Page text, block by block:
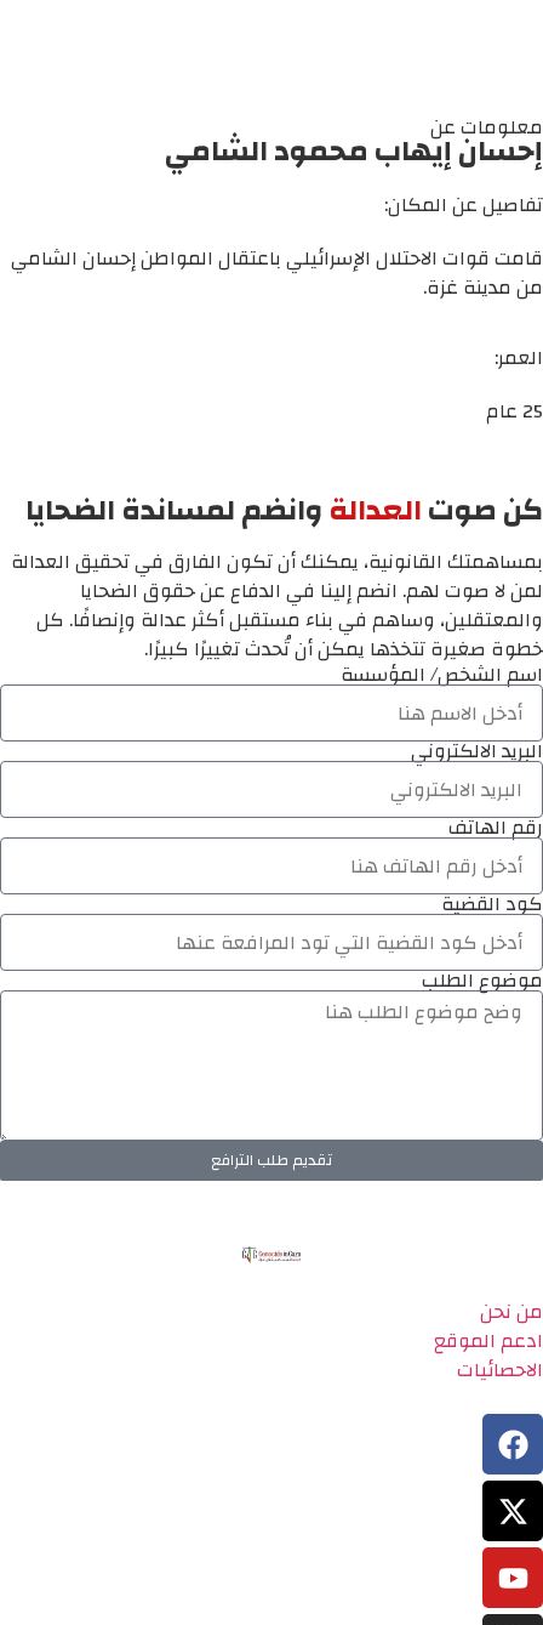
معلومات عن
إحسان إيهاب محمود الشامي
تفاصيل عن المكان:
قامت قوات الاحتلال الإسرائيلي باعتقال المواطن إحسان الشامي
من مدينة غزة.
العمر:
25 عام
كن صوتالعدالةوانضم لمساندة الضحايا
بمساهمتك القانونية، يمكنك أن تكون الفارق في تحقيق العدالة
لمن لا صوت لهم. انضم إلينا في الدفاع عن حقوق الضحايا
والمعتقلين، وساهم في بناء مستقبل أكثر عدالة وإنصافًا. كل
خطوة صغيرة تتخذها يمكن أن تُحدث تغييرًا كبيرًا.
اسم الشخص/ المؤسسة
البريد الالكتروني
رقم الهاتف
كود القضية
موضوع الطلب
تقديم طلب الترافع
من نحن
ادعم الموقع
الاحصائيات